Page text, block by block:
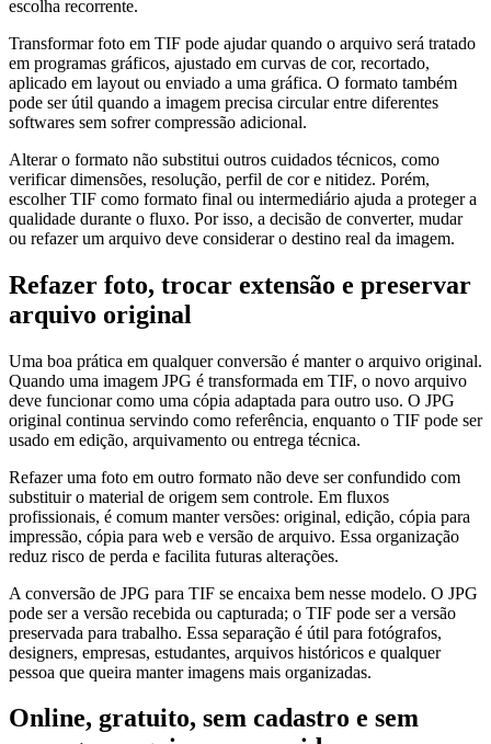
escolha recorrente.
Transformar foto em TIF pode ajudar quando o arquivo será tratado
em programas gráficos, ajustado em curvas de cor, recortado,
aplicado em layout ou enviado a uma gráfica. O formato também
pode ser útil quando a imagem precisa circular entre diferentes
softwares sem sofrer compressão adicional.
Alterar o formato não substitui outros cuidados técnicos, como
verificar dimensões, resolução, perfil de cor e nitidez. Porém,
escolher TIF como formato final ou intermediário ajuda a proteger a
qualidade durante o fluxo. Por isso, a decisão de converter, mudar
ou refazer um arquivo deve considerar o destino real da imagem.
Refazer foto, trocar extensão e preservar
arquivo original
Uma boa prática em qualquer conversão é manter o arquivo original.
Quando uma imagem JPG é transformada em TIF, o novo arquivo
deve funcionar como uma cópia adaptada para outro uso. O JPG
original continua servindo como referência, enquanto o TIF pode ser
usado em edição, arquivamento ou entrega técnica.
Refazer uma foto em outro formato não deve ser confundido com
substituir o material de origem sem controle. Em fluxos
profissionais, é comum manter versões: original, edição, cópia para
impressão, cópia para web e versão de arquivo. Essa organização
reduz risco de perda e facilita futuras alterações.
A conversão de JPG para TIF se encaixa bem nesse modelo. O JPG
pode ser a versão recebida ou capturada; o TIF pode ser a versão
preservada para trabalho. Essa separação é útil para fotógrafos,
designers, empresas, estudantes, arquivos históricos e qualquer
pessoa que queira manter imagens mais organizadas.
Online, gratuito, sem cadastro e sem